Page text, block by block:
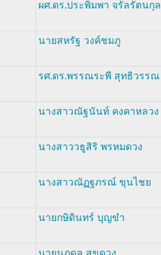
ผศ.ดร.ประพิมพา จรัลรัตนกุล
นายสหรัฐ วงค์ชมภู
รศ.ดร.พรรณระพี สุทธิวรรณ
นางสาวณัฐนันท์ คงคาหลวง
นางสาววธูสิริ พรหมดวง
นางสาวณัฏฐภรณ์ ขุนไชย
นายกษิดินทร์ บุญขำ